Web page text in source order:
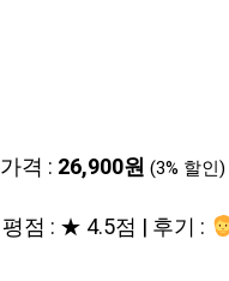
가격 : 26,900원 (3% 할인)
평점 : ★ 4.5점 | 후기 :